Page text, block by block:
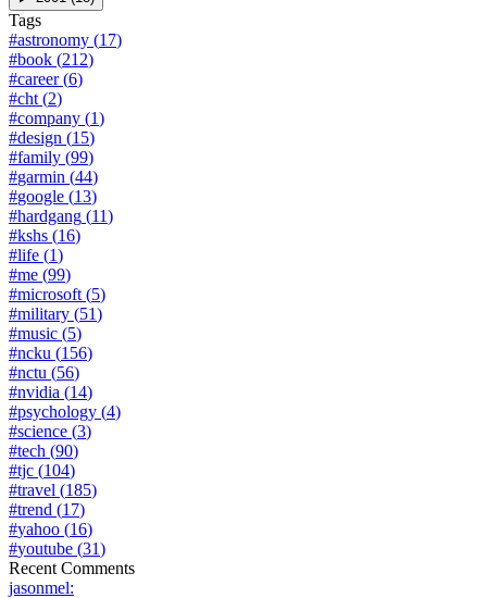
Tags
#astronomy (17)
#book (212)
#career(6)
#cht (2)
#company (1)
#design (15)
#family (99)
#garmin (44)
#google (13)
#hardgang (11)
#kshs (16)
#life (1)
#me (99)
#microsoft (5)
#military (51)
#music (5)
#ncku (156)
#nctu (56)
#nvidia (14)
#psychology (4)
#science (3)
#tech (90)
#tjc (104)
#travel (185)
#trend (17)
#yahoo (16)
#youtube (31)
Recent Comments
jasonmel: